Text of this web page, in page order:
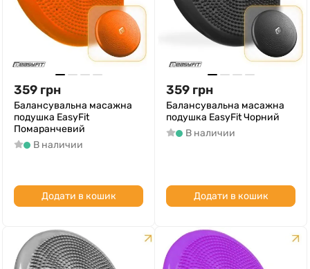
359 грн
Балансувальна масажна
подушка EasyFit
Помаранчевий
В наличии
Додати в кошик
359 грн
Балансувальна масажна
подушка EasyFit Чорний
В наличии
Додати в кошик